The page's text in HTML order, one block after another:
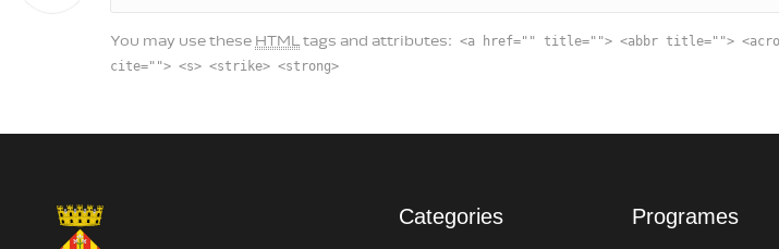
You may use these HTML tags and attributes:
<a href="" title=""> <abbr title="">
cite=""> <s> <strike> <strong>
Categories Programes